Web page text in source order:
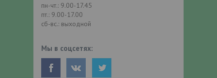
пн-чт.: 9.00-17.45
пт.: 9.00-17.00
сб-вс.: выходной
Мы в соцсетях: